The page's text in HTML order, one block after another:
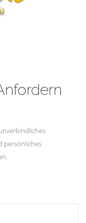
persönliches